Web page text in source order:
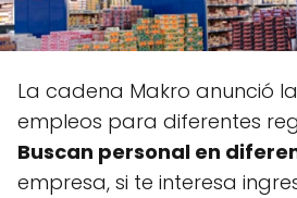
La cadena Makro anunció
empleos para diferentes
Buscan personal en
empresa, si te interesa